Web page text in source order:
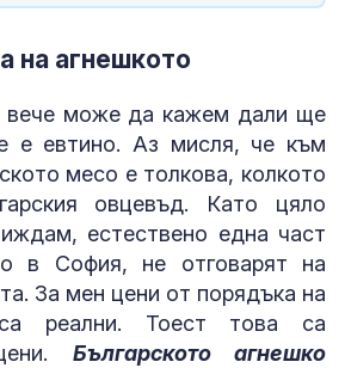
на агнешкото
вече може да кажем дали ще
е евтино. Аз мисля, че към
месо е толкова, колкото
овцевъд. Като цяло
естествено една част
в София, не отговарят на
За мен цени от порядъка на
реални. Тоест това са
Българското агнешко